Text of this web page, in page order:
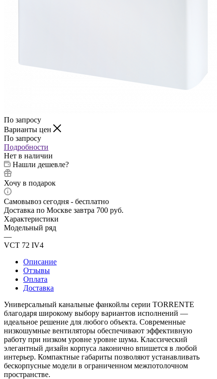
По запросу
Варианты цен
По запросу
Подробности
Нет в наличии
Нашли дешевле?
Хочу в подарок
Самовывоз сегодня - бесплатно
Доставка по Москве завтра 700 руб.
Характеристики
Модельный ряд
—
VCT 72 IV4
Описание
Отзывы
Оплата
Доставка
Универсальный канальные фанкойлы серии TORRENTE
благодаря широкому выбору вариантов исполнений —
идеальное решение для любого объекта. Современные
низкошумные вентиляторы обеспечивают эффективную
работу при низком уровне уровне шума. Классический
элегантный дизайн корпуса лаконично впишется в любой
интерьер. Компактные габариты позволяют устанавливать
бескорпусные модели в ограниченном межпотолочном
пространстве.